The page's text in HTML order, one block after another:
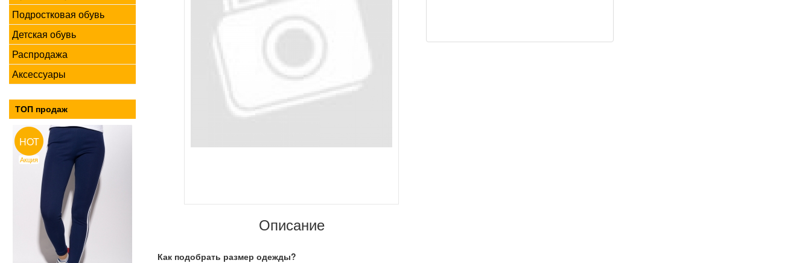
Подростковая обувь
Детская обувь
Распродажа
Аксессуары
ТОП продаж
HOT
Акция
Описание
Как подобрать размер одежды?